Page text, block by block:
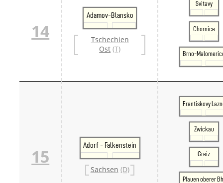
14
Adamov-Blansko
Tschechien
Ost (T)
Svitavy
Chornice
Brno-
15
Adorf - Falkenstein
Sachsen (D)
Frantiskovy
Zwickau
Greiz
Plauen oberer